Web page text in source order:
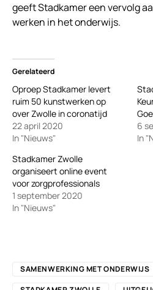
geeft Stadkamer een vervolg
werken in het onderwijs.
Gerelateerd
Oproep Stadkamer levert
ruim 50 kunstwerken op
over Zwolle in coronatijd
22 april 2020
In "Nieuws"
6
In
Stadkamer Zwolle
organiseert online event
voor zorgprofessionals
1 september 2020
In "Nieuws"
SAMENWERKING MET ONDERWIJS